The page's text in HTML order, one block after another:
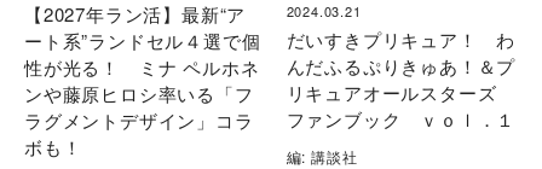
【2027年ラン活】最新“ア
ート系”ランドセル４選で個
性が光る！ ミナ ペルホネ
ンや藤原ヒロシ率いる「フ
ラグメントデザイン」コラ
ボも！
2024.03.21
だいすきプリキュア！ わ
んだふるぷりきゅあ！＆プ
リキュアオールスターズ
ファンブック ｖｏｌ．１
編: 講談社